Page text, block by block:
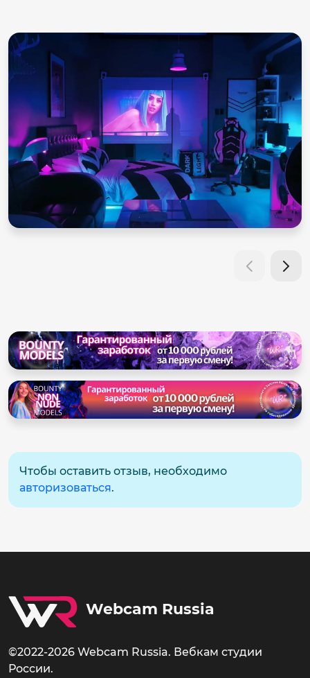
Чтобы оставить отзыв, необходимо
авторизоваться.
Webcam Russia
©2022-2026 Webcam Russia. Вебкам студии
России.